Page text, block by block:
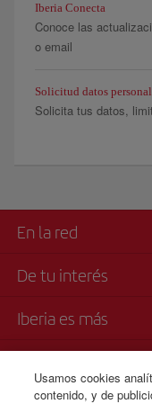
Iberia Conecta
Conoce las
o email
Solicitud datos
Solicita tus datos,
En la red
De tu interés
Iberia es más
Usamos cookies
contenido, y de